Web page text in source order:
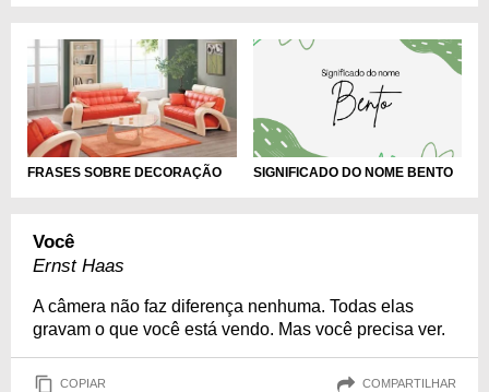
FRASES SOBRE DECORAÇÃO SIGNIFICADO DO NOME BENTO
Você
Ernst Haas
A câmera não faz diferença nenhuma. Todas elas
gravam o que você está vendo. Mas você precisa ver.
COPIAR COMPARTILHAR